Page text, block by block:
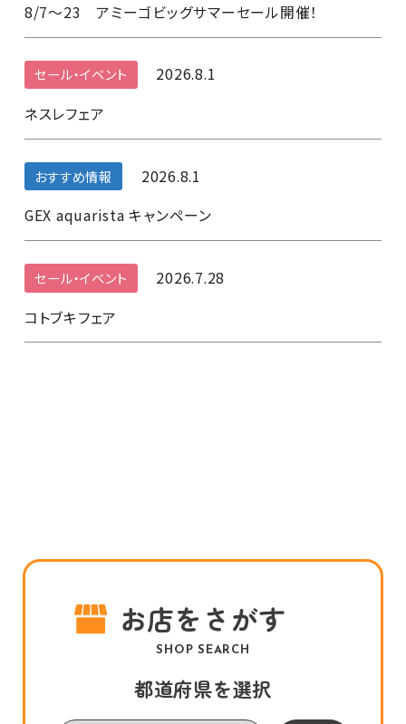
8/7～23 アミーゴビッグサマーセール開催！
セール・イベント
2026.8.1
ネスレフェア
おすすめ情報
2026.8.1
GEX aquarista キャンペーン
セール・イベント
2026.7.28
コトブキフェア
お店をさがす
SHOP SEARCH
都道府県を選択